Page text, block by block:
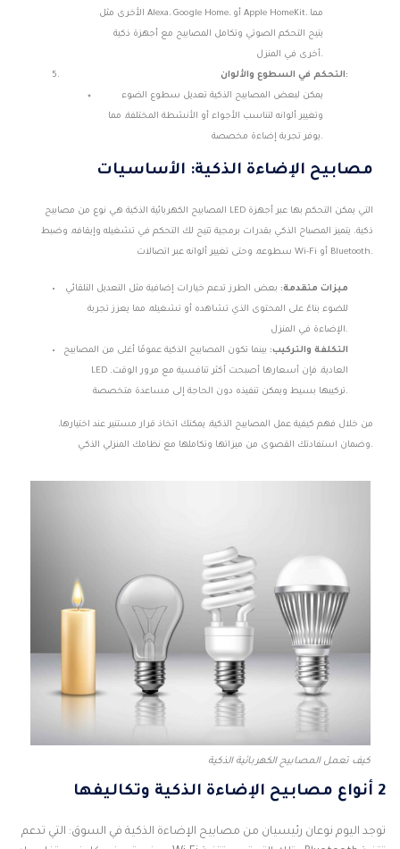
الأخرى مثل Alexa، Google Home، أو Apple HomeKit، مما
يتيح التحكم الصوتي وتكامل المصابيح مع أجهزة ذكية
أخرى في المنزل.
التحكم في السطوع والألوان:
يمكن لبعض المصابيح الذكية تعديل سطوع الضوء
وتغيير ألوانه لتناسب الأجواء أو الأنشطة المختلفة، مما
يوفر تجربة إضاءة مخصصة.
مصابيح الإضاءة الذكية: الأساسيات
المصابيح الكهربائية الذكية هي نوع من مصابيح LED التي يمكن التحكم بها عبر أجهزة
ذكية. يتميز المصباح الذكي بقدرات برمجية تتيح لك التحكم في تشغيله وإيقافه، وضبط
سطوعه، وحتى تغيير ألوانه عبر اتصالات Wi-Fi أو Bluetooth.
ميزات متقدمة: بعض الطرز تدعم خيارات إضافية مثل التعديل التلقائي
للضوء بناءً على المحتوى الذي تشاهده أو تشغيله، مما يعزز تجربة
الإضاءة في المنزل.
التكلفة والتركيب: بينما تكون المصابيح الذكية عمومًا أغلى من المصابيح
LED العادية، فإن أسعارها أصبحت أكثر تنافسية مع مرور الوقت.
تركيبها بسيط ويمكن تنفيذه دون الحاجة إلى مساعدة متخصصة.
من خلال فهم كيفية عمل المصابيح الذكية، يمكنك اتخاذ قرار مستنير عند اختيارها،
وضمان استفادتك القصوى من ميزاتها وتكاملها مع نظامك المنزلي الذكي.
كيف تعمل المصابيح الكهربائية الذكية
2 أنواع مصابيح الإضاءة الذكية وتكاليفها
توجد اليوم نوعان رئيسيان من مصابيح الإضاءة الذكية في السوق: التي تدعم